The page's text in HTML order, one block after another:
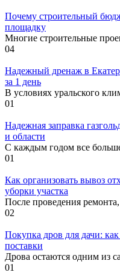
Почему строительный
площадку
Многие строительные
04
Надежный дренаж в
за 1 день
В условиях уральского
01
Надежная заправка
и области
С каждым годом все
01
Как организовать вывоз
уборки участка
После проведения
02
Покупка дров для дачи:
поставки
Дрова остаются одним из
01